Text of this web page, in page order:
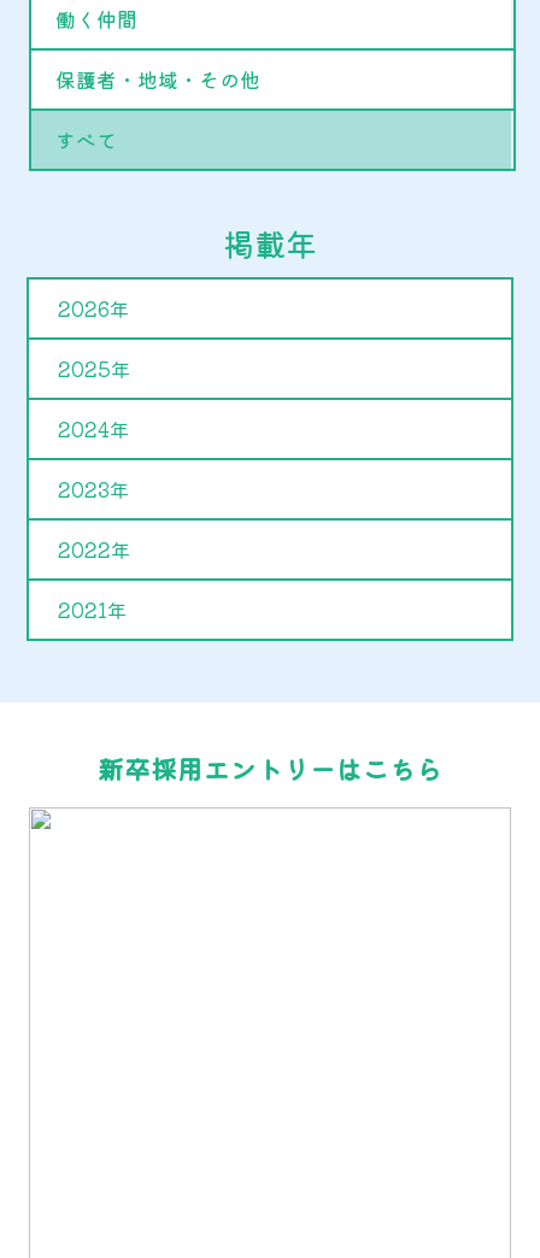
働く仲間
保護者・地域・その他
すべて
掲載年
2026年
2025年
2024年
2023年
2022年
2021年
新卒採用エントリーはこちら